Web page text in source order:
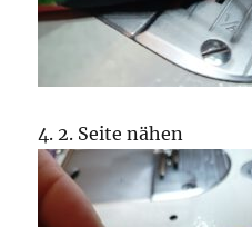
4. 2. Seite nähen